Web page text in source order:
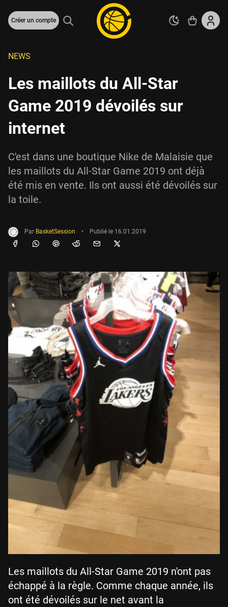
Créer un compte
NEWS
Les maillots du All-Star
Game 2019 dévoilés sur
internet
C'est dans une boutique Nike de Malaisie que
les maillots du All-Star Game 2019 ont déjà
été mis en vente. Ils ont aussi été dévoilés sur
la toile.
Par BasketSession • Publié le 16.01.2019
Les maillots du All-Star Game 2019 n'ont pas
échappé à la règle. Comme chaque année, ils
ont été dévoilés sur le net avant la